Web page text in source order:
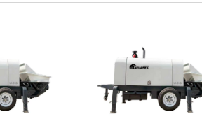
Salida máxima
50 M³/H
Presión máxima
11 MPA